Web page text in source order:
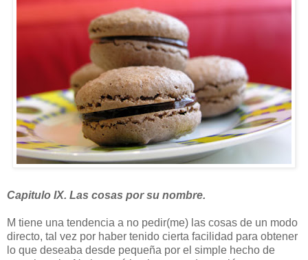
Capitulo IX. Las cosas por su nombre.
M tiene una tendencia a no pedir(me) las cosas de un modo
directo, tal vez por haber tenido cierta facilidad para obtener
lo que deseaba desde pequeña por el simple hecho de